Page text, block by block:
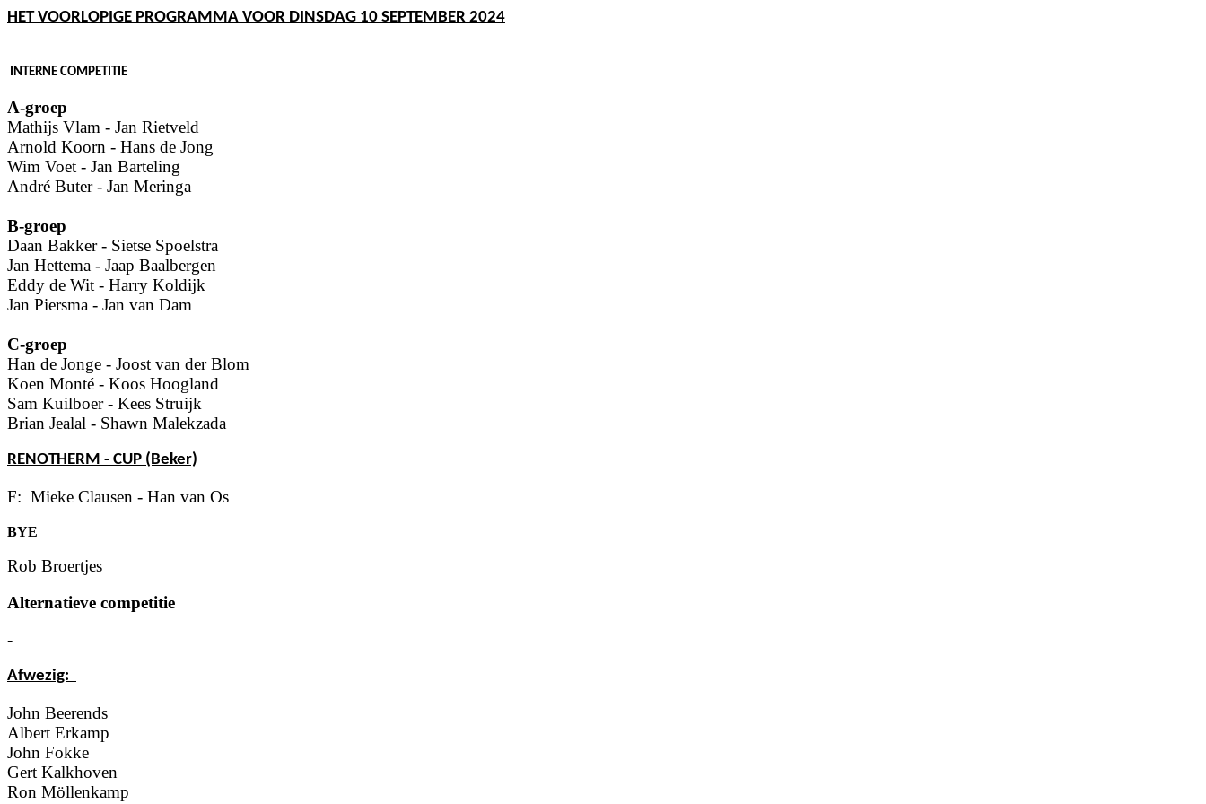
HET VOORLOPIGE PROGRAMMA VOOR DINSDAG 10 SEPTEMBER 2024
INTERNE COMPETITIE
A-groep
Mathijs Vlam - Jan Rietveld
Arnold Koorn - Hans de Jong
Wim Voet - Jan Barteling
André Buter - Jan Meringa
B-groep
Daan Bakker - Sietse Spoelstra
Jan Hettema - Jaap Baalbergen
Eddy de Wit - Harry Koldijk
Jan Piersma - Jan van Dam
C-groep
Han de Jonge - Joost van der Blom
Koen Monté - Koos Hoogland
Sam Kuilboer - Kees Struijk
Brian Jealal - Shawn Malekzada
RENOTHERM - CUP (Beker)
F: Mieke Clausen - Han van Os
BYE
Rob Broertjes
Alternatieve competitie
-
Afwezig:
John Beerends
Albert Erkamp
John Fokke
Gert Kalkhoven
Ron Möllenkamp